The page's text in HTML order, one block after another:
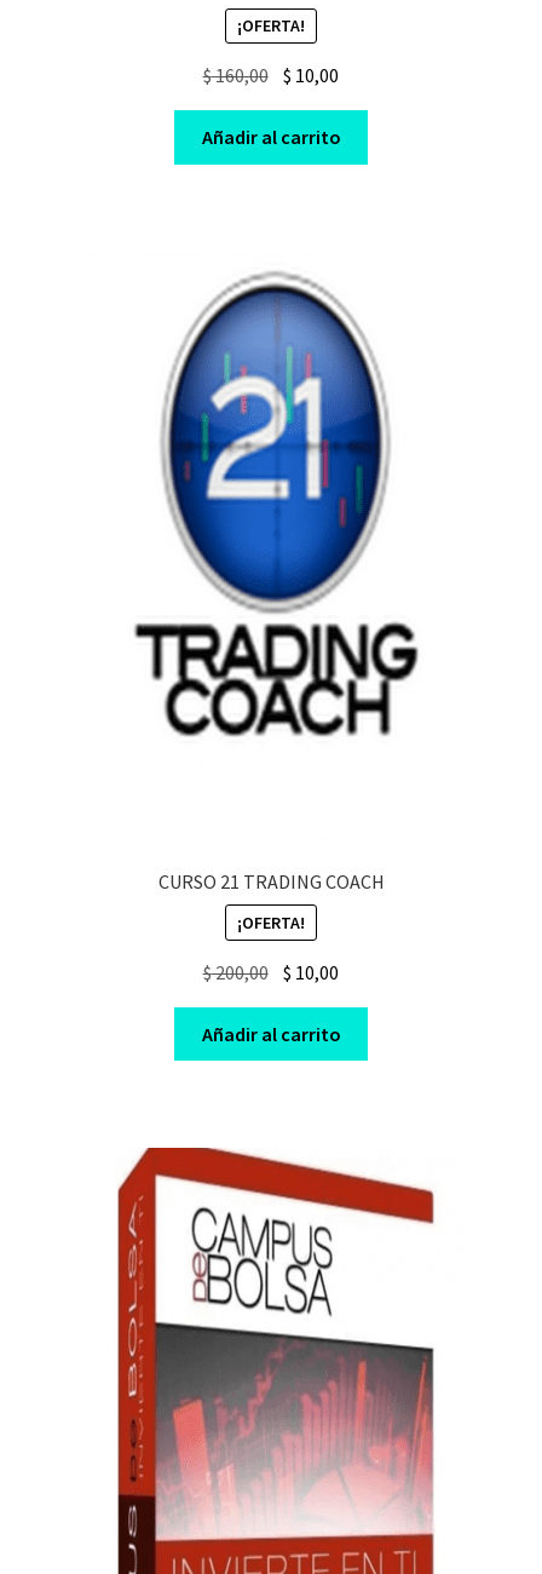
¡OFERTA!
$160,00 Original
price
was:
$ 160,00.
$ 10,00
price
is:
$ 10,00.
Añadir al carrito
CURSO 21 TRADING COACH
¡OFERTA!
$200,00 Original
was:
$ 200,00.
$ 10,00
is:
$ 10,00.
Añadir al carrito